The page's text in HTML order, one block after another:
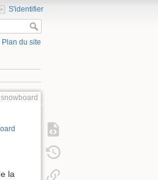
S'identifier
Plan du site
la